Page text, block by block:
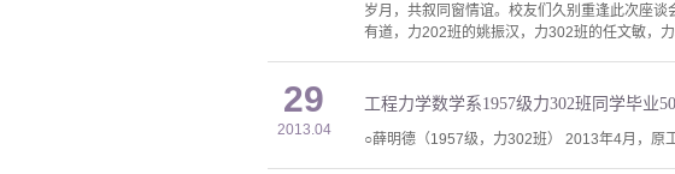
岁月，共叙同窗情谊。校友们久别重逢此次座
有道，力202班的姚振汉，力302班的任文敏，
29
2013.04
工程力学数学系1957级力302班同学毕业
○薛明德（1957级，力302班） 2013年4月，原